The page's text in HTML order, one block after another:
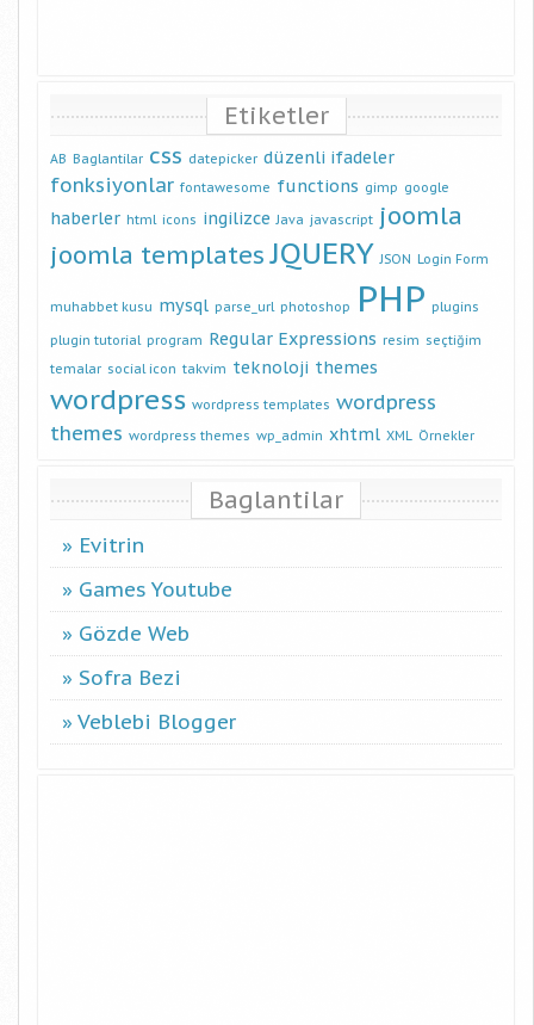
Etiketler
AB Baglantilar css datepicker düzenli ifadeler
fonksiyonlar fontawesome functions gimp google
haberler html icons ingilizce Java javascript joomla
joomla templates JQUERY JSON Login Form
muhabbet kusu mysql parse_url photoshop PHP plugins
plugin tutorial program Regular Expressions resim seçtiğim
temalar social icon takvim teknoloji themes
wordpress wordpress templates wordpress
themes wordpress themes wp_admin xhtml XML Örnekler
Baglantilar
Evitrin
Games Youtube
Gözde Web
Sofra Bezi
Veblebi Blogger